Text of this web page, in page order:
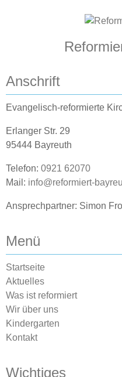
Anschrift
Evangelisch-reformierte
Erlanger Str. 29
95444 Bayreuth
Telefon: 0921 62070
Mail: info@reformiert-
Ansprechpartner: Simon
Menü
Startseite
Aktuelles
Was ist reformiert
Wir über uns
Kindergarten
Kontakt
Wichtiges